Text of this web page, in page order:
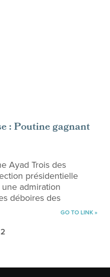
: Poutine gagnant
Ayad Trois des
présidentielle
admiration
déboires des
GO TO LINK »
2